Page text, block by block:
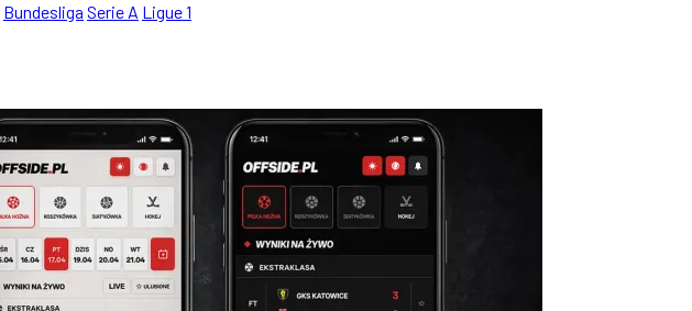
Bundesliga Serie A Ligue 1